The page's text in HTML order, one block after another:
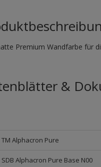
Premium Wandfarbe für
&
TM Alphacron Pure
SDB Alphacron Pure Base N00